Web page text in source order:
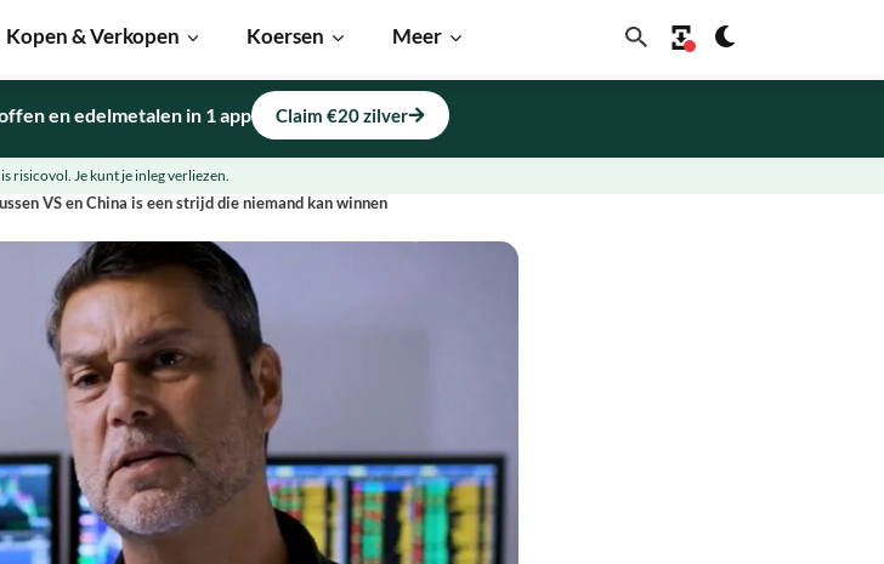
Kopen & Verkopen Koersen Meer
VS en China is een strijd die niemand kan winnen
en edelmetalen in 1 app Claim €20 zilver
risicovol. Je kunt je inleg verliezen.